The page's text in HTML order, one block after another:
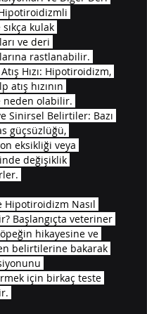
kulak
ve deri
rastlanabilir.
Hızı: Hipotiroidizm,
atış hızının
neden olabilir.
Sinirsel Belirtiler: Bazı
güçsüzlüğü,
eksikliği veya
değişiklik
Hipotiroidizm Nasıl
Başlangıçta veteriner
hikayesine ve
belirtilerine bakarak
için birkaç teste